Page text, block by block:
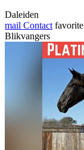
Daleiden
mail Contact favorite
Blikvangers